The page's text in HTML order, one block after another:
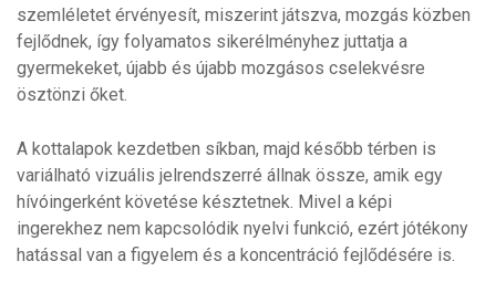
szemléletet érvényesít, miszerint játszva, mozgás közben
fejlődnek, így folyamatos sikerélményhez juttatja a
gyermekeket, újabb és újabb mozgásos cselekvésre
ösztönzi őket.
A kottalapok kezdetben síkban, majd később térben is
variálható vizuális jelrendszerré állnak össze, amik egy
hívóingerként követése késztetnek. Mivel a képi
ingerekhez nem kapcsolódik nyelvi funkció, ezért jótékony
hatással van a figyelem és a koncentráció fejlődésére is.